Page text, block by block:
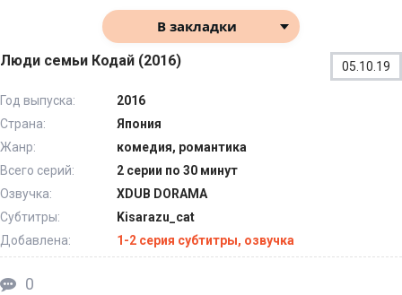
В закладки
Люди семьи Кодай (2016) 05.10.19
Год выпуска:
2016
Страна:
Япония
Жанр:
комедия, романтика
Всего серий:
2 серии по 30 минут
Озвучка:
XDUB DORAMA
Субтитры:
Kisarazu_cat
Добавлена:
1-2 серия субтитры, озвучка
0